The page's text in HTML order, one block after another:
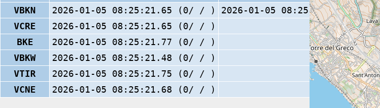
VBKN
2026-01-05 08:25:21.65 (0/ / )
2026-01-05 08:25:22.2 (0/ / )
VCRE
2026-01-05 08:25:21.65 (0/ / )
BKE
2026-01-05 08:25:21.77 (0/ / )
VBKW
2026-01-05 08:25:21.48 (0/ / )
VTIR
2026-01-05 08:25:21.75 (0/ / )
VCNE
2026-01-05 08:25:21.68 (0/ / )